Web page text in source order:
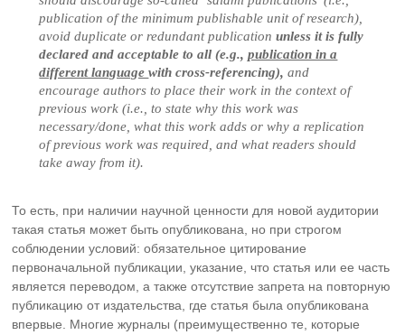
publication of the minimum publishable unit of research),
avoid duplicate or redundant publicationunless it is fully
declared and acceptable to all (e.g.,publication in a
different languagewith cross-referencing), and
encourage authors to place their work in the context of
previous work (i.e., to state why this work was
necessary/done, what this work adds or why a replication
of previous work was required, and what readers should
take away from it).
То есть, при наличии научной ценности для новой аудитории
такая статья может быть опубликована, но при строгом
соблюдении условий: обязательное цитирование
первоначальной публикации, указание, что статья или ее часть
является переводом, а также отсутствие запрета на повторную
публикацию от издательства, где статья была опубликована
впервые. Многие журналы (преимущественно те, которые